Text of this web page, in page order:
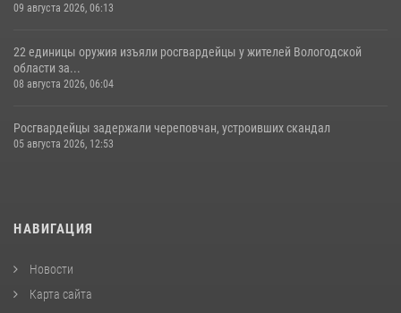
09 августа 2026, 06:13
22 единицы оружия изъяли росгвардейцы у жителей Вологодской
области за...
08 августа 2026, 06:04
Росгвардейцы задержали череповчан, устроивших скандал
05 августа 2026, 12:53
НАВИГАЦИЯ
Новости
Карта сайта